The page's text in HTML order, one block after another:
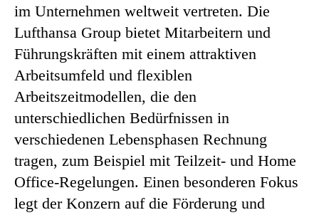
im Unternehmen weltweit vertreten. Die
Lufthansa Group bietet Mitarbeitern und
Führungskräften mit einem attraktiven
Arbeitsumfeld und flexiblen
Arbeitszeitmodellen, die den
unterschiedlichen Bedürfnissen in
verschiedenen Lebensphasen Rechnung
tragen, zum Beispiel mit Teilzeit- und Home
Office-Regelungen. Einen besonderen Fokus
legt der Konzern auf die Förderung und